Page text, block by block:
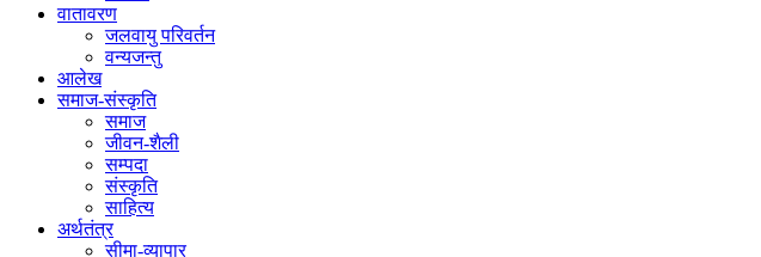
वातावरण
जलवायु परिवर्तन
वन्यजन्तु
आलेख
समाज-संस्कृति
समाज
जीवन-शैली
सम्पदा
संस्कृति
साहित्य
अर्थतंत्र
सीमा-व्यापार